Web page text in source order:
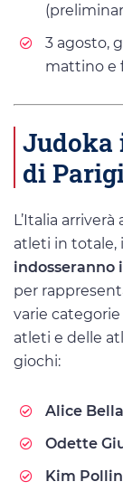
3 agosto,
mattino e
di
L’Italia
atleti in totale,
indosseranno
per
varie
atleti e delle
giochi:
Alice
Odette
Kim